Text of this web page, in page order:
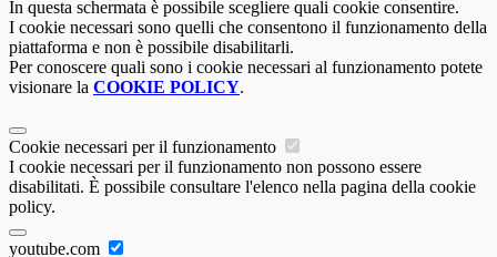
In questa schermata è possibile scegliere quali cookie consentire.
I cookie necessari sono quelli che consentono il funzionamento della
piattaforma e non è possibile disabilitarli.
Per conoscere quali sono i cookie necessari al funzionamento potete
visionare la COOKIE POLICY.
Cookie necessari per il funzionamento
I cookie necessari per il funzionamento non possono essere
disabilitati. È possibile consultare l'elenco nella pagina della cookie
policy.
youtube.com